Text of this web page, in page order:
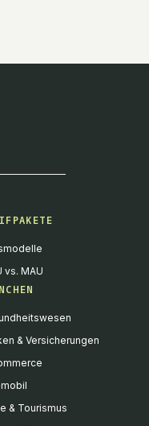
vs. MAU
& Versicherungen
& Tourismus